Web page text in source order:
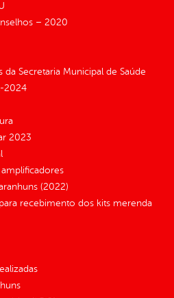
– 2020
Secretaria Municipal de Saúde
2024
2023
(2022)
recebimento dos kits merenda